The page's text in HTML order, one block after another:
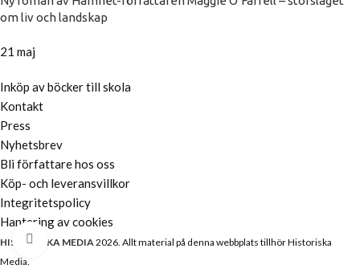
Klicka för att se hel bild
om liv och landskap
21 maj
Inköp av böcker till skola
Kontakt
Press
Nyhetsbrev
Bli författare hos oss
Köp- och leveransvillkor
Integritetspolicy
Hantering av cookies
HISTORISKA MEDIA 2026. Allt material på denna webbplats tillhör Historiska
Media.